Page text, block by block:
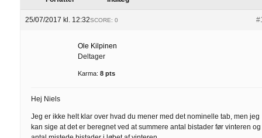
25/07/2017 kl. 12:32SCORE: 0
Ole Kilpinen
Deltager
Karma: 8 pts
Hej Niels
Jeg er ikke helt klar over hvad du mener med det nominelle tab, men jeg
kan sige at det er beregnet ved at summere antal bistader før vinteren og